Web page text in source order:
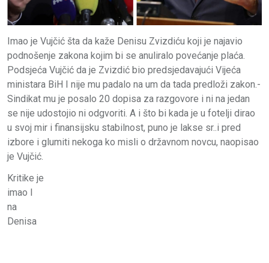
Imao je Vujčić šta da kaže Denisu Zvizdiću koji je najavio
podnošenje zakona kojim bi se anuliralo povećanje plaća.
Podsjeća Vujčić da je Zvizdić bio predsjedavajući Vijeća
ministara BiH I nije mu padalo na um da tada predloži zakon.-
Sindikat mu je posalo 20 dopisa za razgovore i ni na jedan
se nije udostojio ni odgvoriti. A i što bi kada je u fotelji dirao
u svoj mir i finansijsku stabilnost, puno je lakse sr..i pred
izbore i glumiti nekoga ko misli o državnom novcu, naopisao
je Vujčić.
Kritike je
imao I
na
Denisa